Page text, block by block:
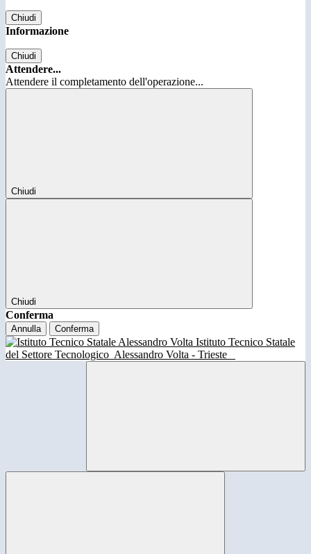
Chiudi
Informazione
Chiudi
Attendere...
Attendere il completamento dell'operazione...
Chiudi
Chiudi
Conferma
Annulla Conferma
Istituto Tecnico Statale
del Settore Tecnologico Alessandro Volta - Trieste